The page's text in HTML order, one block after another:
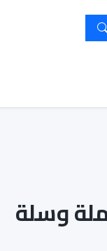
1 مع حاملة وسلة